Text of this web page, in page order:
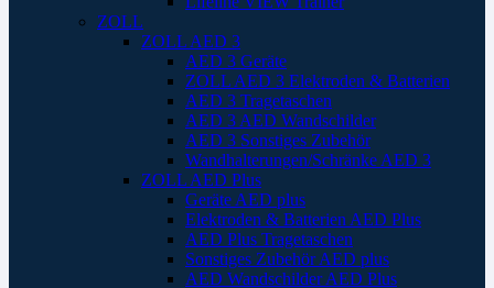
ZOLL
ZOLL AED 3
AED 3 Geräte
ZOLL AED 3 Elektroden & Batterien
AED 3 Tragetaschen
AED 3 AED Wandschilder
AED 3 Sonstiges Zubehör
Wandhalterungen/Schränke AED 3
ZOLL AED Plus
Geräte AED plus
Elektroden & Batterien AED Plus
AED Plus Tragetaschen
Sonstiges Zubehör AED plus
AED Wandschilder AED Plus